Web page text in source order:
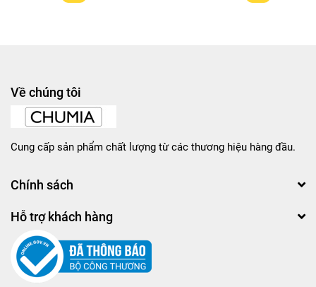
Về chúng tôi
Cung cấp sản phẩm chất lượng từ các thương hiệu hàng đầu.
Chính sách
Hỗ trợ khách hàng